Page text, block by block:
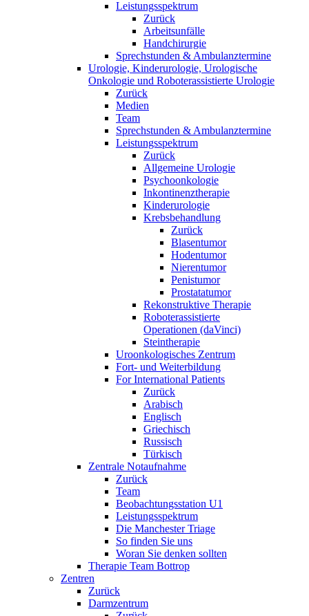
Leistungsspektrum
Zurück
Arbeitsunfälle
Handchirurgie
Sprechstunden & Ambulanztermine
Urologie, Kinderurologie, Urologische
Onkologie und Roboterassistierte Urologie
Zurück
Medien
Team
Sprechstunden & Ambulanztermine
Leistungsspektrum
Zurück
Allgemeine Urologie
Psychoonkologie
Inkontinenztherapie
Kinderurologie
Krebsbehandlung
Zurück
Blasentumor
Hodentumor
Nierentumor
Penistumor
Prostatatumor
Rekonstruktive Therapie
Roboterassistierte
Operationen (daVinci)
Steintherapie
Uroonkologisches Zentrum
Fort- und Weiterbildung
For International Patients
Zurück
Arabisch
Englisch
Griechisch
Russisch
Türkisch
Zentrale Notaufnahme
Zurück
Team
Beobachtungsstation U1
Leistungsspektrum
Die Manchester Triage
So finden Sie uns
Woran Sie denken sollten
Therapie Team Bottrop
Zentren
Zurück
Darmzentrum